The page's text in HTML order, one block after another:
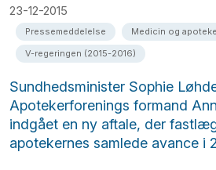
23-12-2015
Pressemeddelelse
Medicin og
V-regeringen (2015-2016)
Sundhedsminister Sophie
Apotekerforenings formand
indgået en ny aftale, der
apotekernes samlede avance i